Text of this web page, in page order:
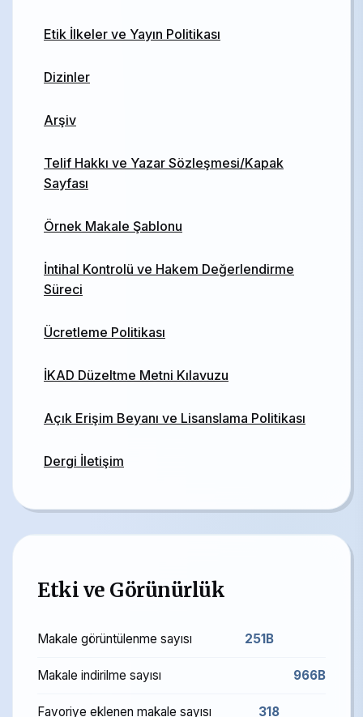
Etik İlkeler ve Yayın Politikası
Dizinler
Arşiv
Telif Hakkı ve Yazar Sözleşmesi/Kapak
Sayfası
Örnek Makale Şablonu
İntihal Kontrolü ve Hakem Değerlendirme
Süreci
Ücretleme Politikası
İKAD Düzeltme Metni Kılavuzu
Açık Erişim Beyanı ve Lisanslama Politikası
Dergi İletişim
Etki ve Görünürlük
Makale görüntülenme sayısı 251B
Makale indirilme sayısı 966B
Favoriye eklenen makale sayısı 318